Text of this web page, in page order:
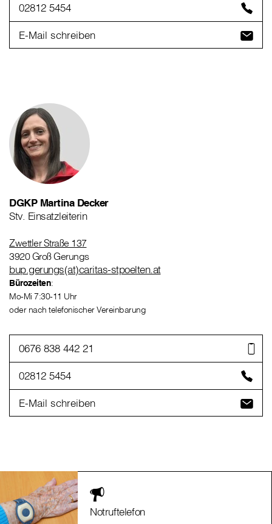
02812 5454
E-Mail schreiben
DGKP Martina Decker
Stv. Einsatzleiterin
Zwettler Straße 137
3920 Groß Gerungs
bup.gerungs(at)caritas-stpoelten.at
Bürozeiten:
Mo-Mi 7:30-11 Uhr
oder nach telefonischer Vereinbarung
0676 838 442 21
02812 5454
E-Mail schreiben
Notruftelefon